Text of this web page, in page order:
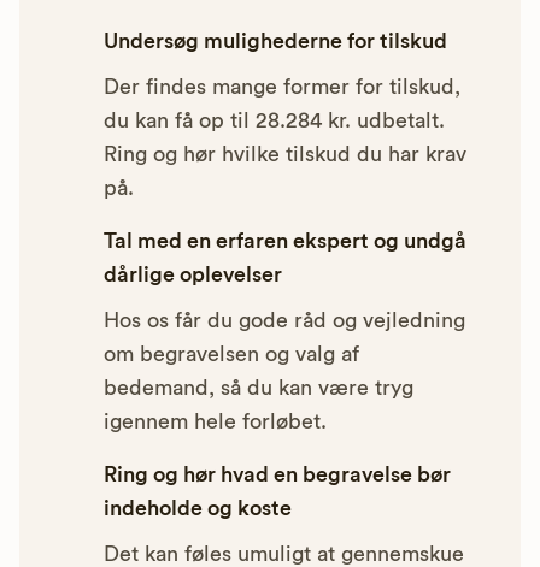
Undersøg mulighederne for tilskud
Der findes mange former for tilskud,
du kan få op til 28.284 kr. udbetalt.
Ring og hør hvilke tilskud du har krav
på.
Tal med en erfaren ekspert og undgå
dårlige oplevelser
Hos os får du gode råd og vejledning
om begravelsen og valg af
bedemand, så du kan være tryg
igennem hele forløbet.
Ring og hør hvad en begravelse bør
indeholde og koste
Det kan føles umuligt at gennemskue